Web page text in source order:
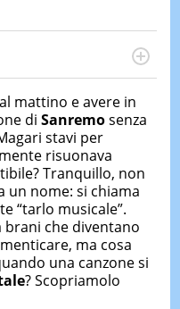
DI
e fotografa, ha
ottica SEO e realizza
focus su Costume &
mattino e avere in
di Sanremosenza
stavi per
risuonava
Tranquillo, non
un nome: si chiama
“tarlo musicale”.
brani che diventano
ma cosa
una canzone si
? Scopriamolo